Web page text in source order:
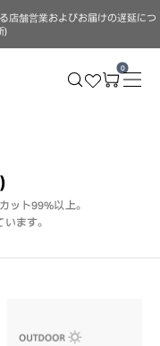
店舗営業およびお届けの遅延につ
0
ット99%以上。
ます。